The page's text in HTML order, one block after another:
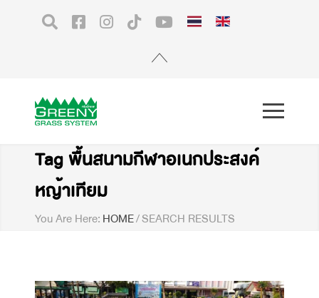
Tag พื้นสนามกีฬาอเนกประสงค์
หญ้าเทียม
You Are Here: HOME/SEARCH RESULTS